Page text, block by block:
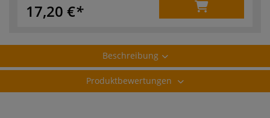
17,20 €
Beschreibung
Produktbewertungen